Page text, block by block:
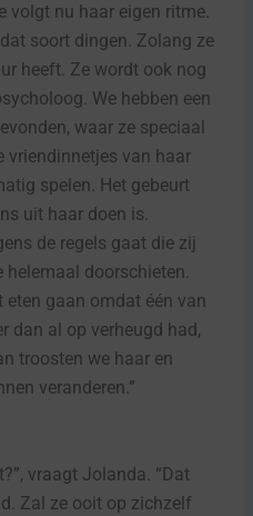
volgt nu haar eigen ritme.
soort dingen. Zolang ze
heeft. Ze wordt ook nog
We hebben een
waar ze speciaal
vriendinnetjes van haar
spelen. Het gebeurt
uit haar doen is.
de regels gaat die zij
helemaal doorschieten.
gaan omdat één van
dan al op verheugd had,
troosten we haar en
veranderen.”
vraagt Jolanda. “Dat
Zal ze ooit op zichzelf